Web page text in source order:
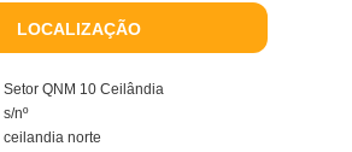
LOCALIZAÇÃO
Setor QNM 10 Ceilândia
s/nº
ceilandia norte